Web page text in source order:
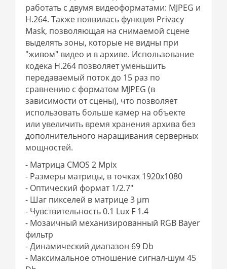
работать с двумя видеоформатами: MJPEG и
H.264. Также появилась функция Privacy
Mask, позволяющая на снимаемой сцене
выделять зоны, которые не видны при
"живом" видео и в архиве. Использование
кодека H.264 позволяет уменьшить
передаваемый поток до 15 раз по
сравнению с форматом MJPEG (в
зависимости от сцены), что позволяет
использовать больше камер на объекте
или увеличить время хранения архива без
дополнительного наращивания серверных
мощностей.
- Матрица CMOS 2 Mpix
- Размеры матрицы, в точках 1920x1080
- Оптический формат 1/2.7"
- Шаг пикселей в матрице 3 µm
- Чувствительность 0.1 Lux F 1.4
- Мозаичный механизированный RGB Bayer
фильтр
- Динамический диапазон 69 Db
- Максимальное отношение сигнал-шум 45